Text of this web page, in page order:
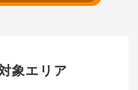
象エリア